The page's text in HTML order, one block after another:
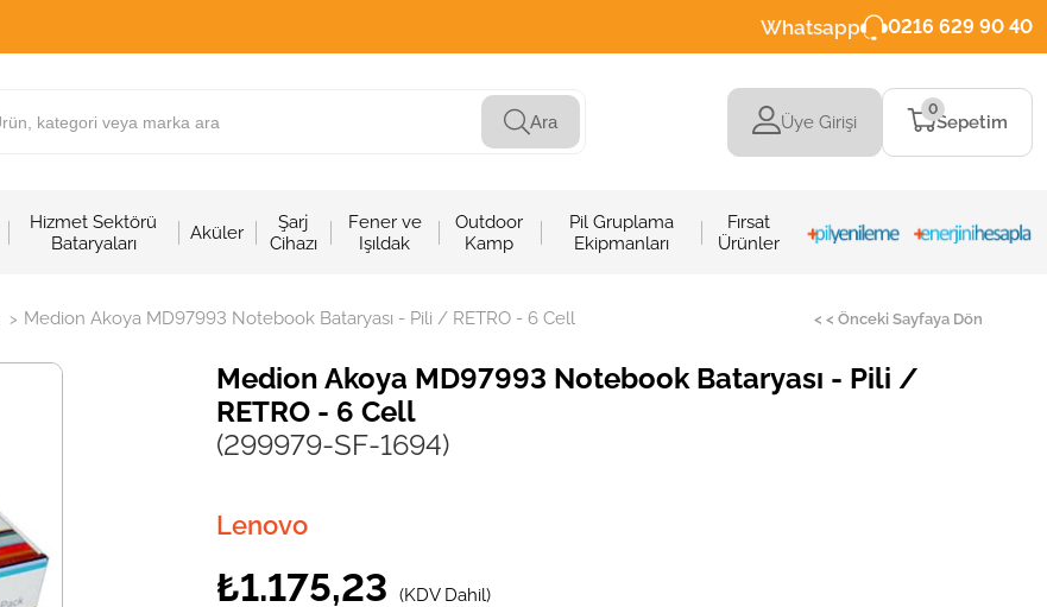
Whatsapp 0216 629 90 40
Ara Üye Girişi Sepetim
0
Hizmet Sektörü
Bataryaları
Aküler
Şarj
Cihazı
Fener ve
Işıldak
Outdoor
Kamp
Pil Gruplama
Ekipmanları
Fırsat
Ürünler
> Medion Akoya MD97993 Notebook Bataryası - Pili / RETRO - 6 Cell < < Önceki Sayfaya Dön
Medion Akoya MD97993 Notebook Bataryası - Pili /
RETRO - 6 Cell
(299979-SF-1694)
Lenovo
₺1.175,23 (KDV Dahil)